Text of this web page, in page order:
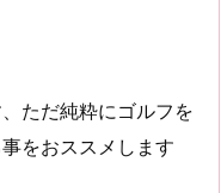
ただ純粋にゴルフを
をおススメします